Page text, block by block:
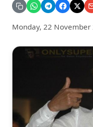
Monday, 22 November